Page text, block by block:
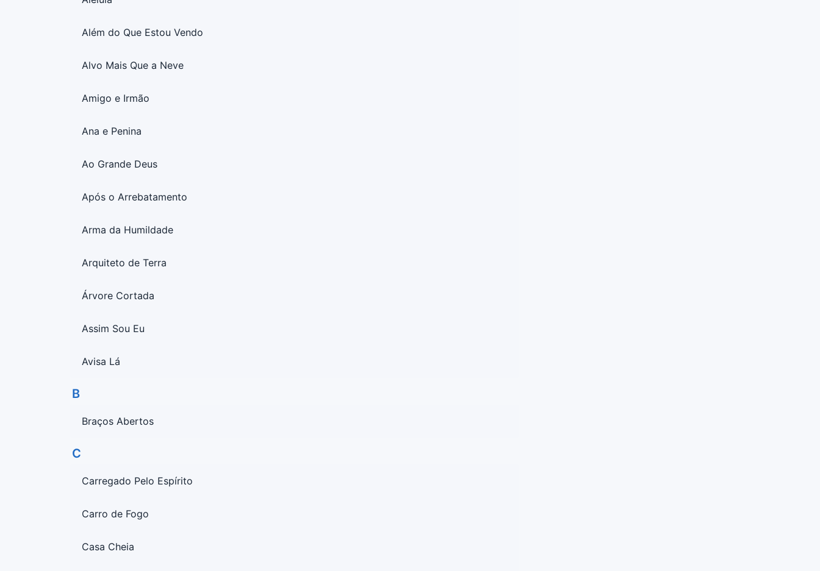
Além do Que Estou Vendo
Alvo Mais Que a Neve
Amigo e Irmão
Ana e Penina
Ao Grande Deus
Após o Arrebatamento
Arma da Humildade
Arquiteto de Terra
Árvore Cortada
Assim Sou Eu
Avisa Lá
B
Braços Abertos
C
Carregado Pelo Espírito
Carro de Fogo
Casa Cheia